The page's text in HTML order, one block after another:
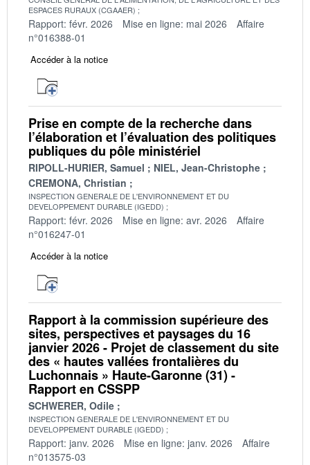
ESPACES RURAUX (CGAAER)
Rapport: févr. 2026 Mise en ligne: mai 2026
Affaire
n°016388-01
Accéder à la notice
Prise en compte de la recherche dans
l’élaboration et l’évaluation des politiques
publiques du pôle ministériel
RIPOLL-HURIER, Samuel
NIEL, Jean-Christophe
CREMONA, Christian
INSPECTION GENERALE DE L'ENVIRONNEMENT ET DU
DEVELOPPEMENT DURABLE (IGEDD)
Rapport: févr. 2026 Mise en ligne: avr. 2026
Affaire
n°016247-01
Accéder à la notice
Rapport à la commission supérieure des
sites, perspectives et paysages du 16
janvier 2026 - Projet de classement du site
des « hautes vallées frontalières du
Luchonnais » Haute-Garonne (31) -
Rapport en CSSPP
SCHWERER, Odile
INSPECTION GENERALE DE L'ENVIRONNEMENT ET DU
DEVELOPPEMENT DURABLE (IGEDD)
Rapport: janv. 2026 Mise en ligne: janv. 2026
Affaire
n°013575-03